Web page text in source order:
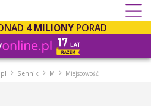
4 MILIONY PORAD
Sennik M Miejscowość